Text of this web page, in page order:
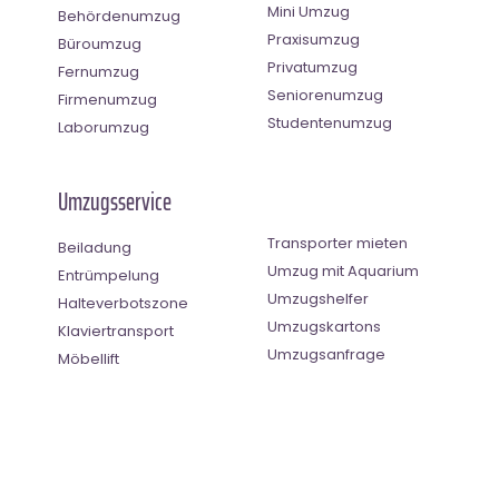
Behördenumzug
Büroumzug
Fernumzug
Firmenumzug
Laborumzug
Mini Umzug
Praxisumzug
Privatumzug
Seniorenumzug
Studentenumzug
Umzugsservice
Beiladung
Entrümpelung
Halteverbotszone
Klaviertransport
Möbellift
Transporter mieten
Umzug mit Aquarium
Umzugshelfer
Umzugskartons
Umzugsanfrage